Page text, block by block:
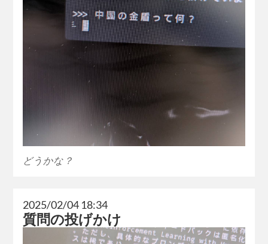
どうかな？
2025/02/04 18:34
質問の投げかけ